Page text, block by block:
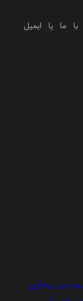
با ما یا ایمیل
بهره وری بیماری